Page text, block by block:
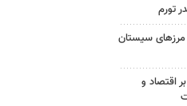
تورم
مرزهای سیستان
اقتصاد و